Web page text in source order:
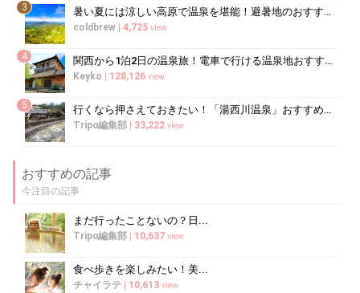
3 暑い夏には涼しい高原で温泉を堪能！避暑地のおすすめ温泉10選
coldbrew 4,725 view
4 関西から1泊2日の温泉旅！電車で行ける温泉地おすすめ12選
Keyko 128,126 view
5 行くなら押さえておきたい！「湯西川温泉」おすすめ観光スポット
Tripα編集部 33,222 view
おすすめの記事
今注目の記事
まだ行ったことないの？日...
Tripα編集部 10,637 view
食べ歩きを楽しみたい！美...
チャイラテ 10,613 view